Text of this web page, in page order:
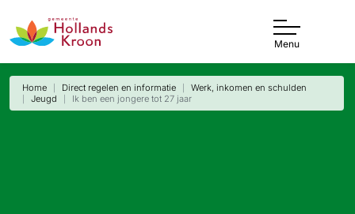
Menu
Home Direct regelen en informatie
Werk, inkomen en schulden
Jeugd
Ik ben een jongere tot 27 jaar